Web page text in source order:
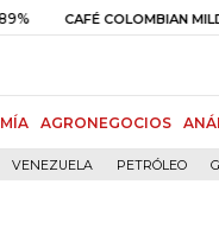
CAFÉ COLOMBIAN MILDS
AGRONEGOCIOS
VENEZUELA PETRÓLEO